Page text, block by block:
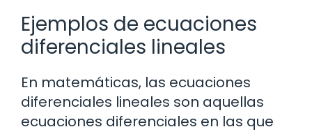
Ejemplos de ecuaciones
diferenciales lineales
En matemáticas, las ecuaciones
diferenciales lineales son aquellas
ecuaciones diferenciales en las que